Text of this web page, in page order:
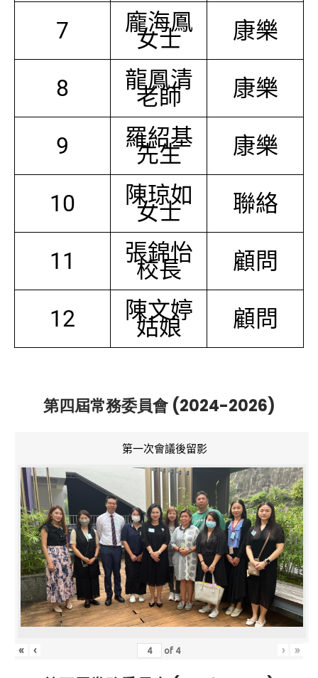
7 龐海鳳
女士 康樂
8 龍鳳清
老師 康樂
9 羅紹基
先生 康樂
10 陳琼如
女士 聯絡
11 張錦怡
校長 顧問
12 陳文婷
姑娘 顧問
第四屆常務委員會 (2024-2026)
第一次會議後留影
« ‹ of 4 › »